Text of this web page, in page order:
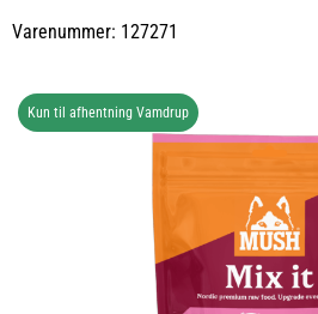
Varenummer: 127271
Kun til afhentning Vamdrup